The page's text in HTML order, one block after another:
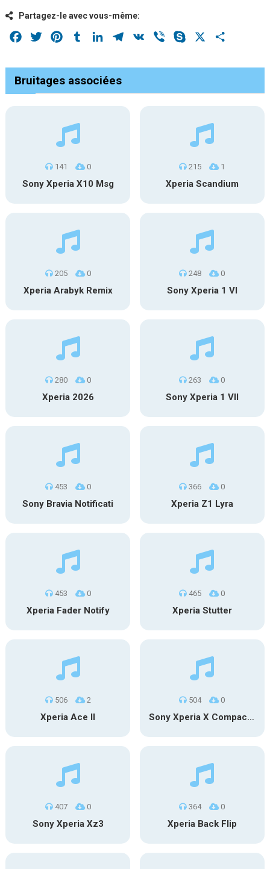
Partagez-le avec vous-même:
Facebook
Twitter PinterestTumblrLinkedInTelegram
VK Viber Skype
Bruitages associées
141 0
Sony Xperia X10 Msg
215 1
Xperia Scandium
205 0
Xperia Arabyk Remix
248 0
Sony Xperia 1 VI
280 0
Xperia 2026
263 0
Sony Xperia 1 VII
453 0
Sony Bravia Notificati
366 0
Xperia Z1 Lyra
453 0
Xperia Fader Notify
465 0
Xperia Stutter
506 2
Xperia Ace II
504 0
Sony Xperia X Compact – Synth
407 0
Sony Xperia Xz3
364 0
Xperia Back Flip